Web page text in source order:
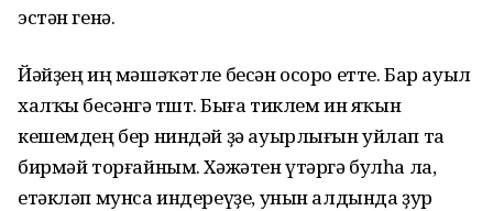
эстән генә.
Йәйҙең иң мәшәҡәтле бесән осоро етте. Бар ауыл
халҡы бесәнгә төштө. Быға тиклем ин яҡын
кешемдең бер ниндәй ҙә ауырлығын уйлап та
бирмәй торғайным. Хәжәтен үтәргә булһа ла,
етәкләп мунса индереүҙе, унын алдында ҙур